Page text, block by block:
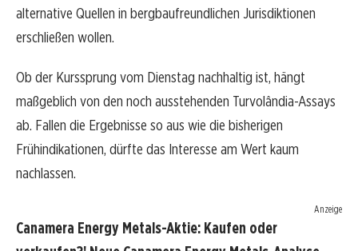
alternative Quellen in bergbaufreundlichen Jurisdiktionen
erschließen wollen.
Ob der Kurssprung vom Dienstag nachhaltig ist, hängt
maßgeblich von den noch ausstehenden Turvolândia-Assays
ab. Fallen die Ergebnisse so aus wie die bisherigen
Frühindikationen, dürfte das Interesse am Wert kaum
nachlassen.
Anzeige
Canamera Energy Metals-Aktie: Kaufen oder